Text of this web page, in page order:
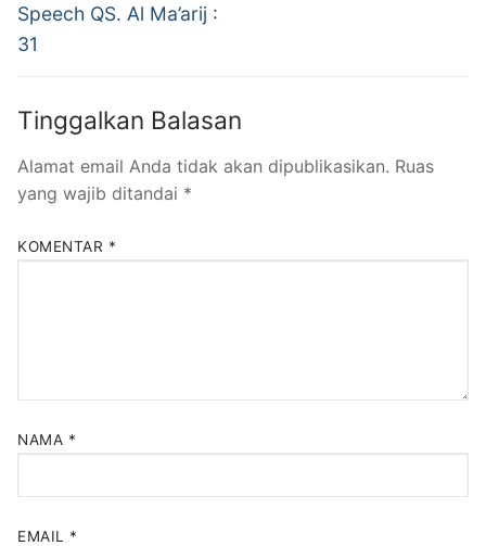
Speech QS. Al Ma’arij :
31
Tinggalkan Balasan
Alamat email Anda tidak akan dipublikasikan. Ruas
yang wajib ditandai *
KOMENTAR *
NAMA *
EMAIL *